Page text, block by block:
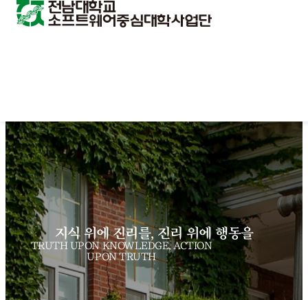
지식 위에 진리를, 진리 위에 행동을
TRUTH UPON KNOWLEDGE, ACTION
UPON TRUTH